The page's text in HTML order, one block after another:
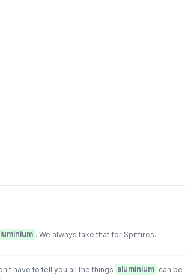
. We always take that for Spitfires.
have to tell you all the things aluminium can be